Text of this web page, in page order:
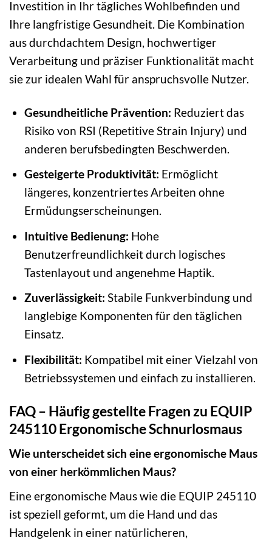
Investition in Ihr tägliches Wohlbefinden und
Ihre langfristige Gesundheit. Die Kombination
aus durchdachtem Design, hochwertiger
Verarbeitung und präziser Funktionalität macht
sie zur idealen Wahl für anspruchsvolle Nutzer.
Gesundheitliche Prävention: Reduziert das
Risiko von RSI (Repetitive Strain Injury) und
anderen berufsbedingten Beschwerden.
Gesteigerte Produktivität: Ermöglicht
längeres, konzentriertes Arbeiten ohne
Ermüdungserscheinungen.
Intuitive Bedienung: Hohe
Benutzerfreundlichkeit durch logisches
Tastenlayout und angenehme Haptik.
Zuverlässigkeit: Stabile Funkverbindung und
langlebige Komponenten für den täglichen
Einsatz.
Flexibilität: Kompatibel mit einer Vielzahl von
Betriebssystemen und einfach zu installieren.
FAQ – Häufig gestellte Fragen zu EQUIP
245110 Ergonomische Schnurlosmaus
Wie unterscheidet sich eine ergonomische Maus
von einer herkömmlichen Maus?
Eine ergonomische Maus wie die EQUIP 245110
ist speziell geformt, um die Hand und das
Handgelenk in einer natürlicheren,